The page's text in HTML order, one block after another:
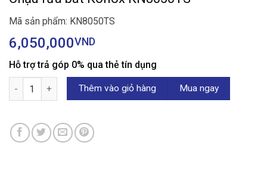
Mã sản phẩm: KN8050TS
6,050,000VND
Hỗ trợ trả góp 0% qua thẻ tín dụng
Chậu rửa bát Konox KN8050TS số lượng
Thêm vào giỏ hàng Mua ngay